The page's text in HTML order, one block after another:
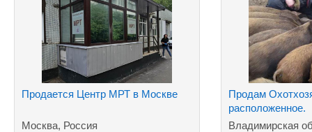
Продается Центр МРТ в Москве
Москва, Россия
Продам
расположенное.
Владимирская